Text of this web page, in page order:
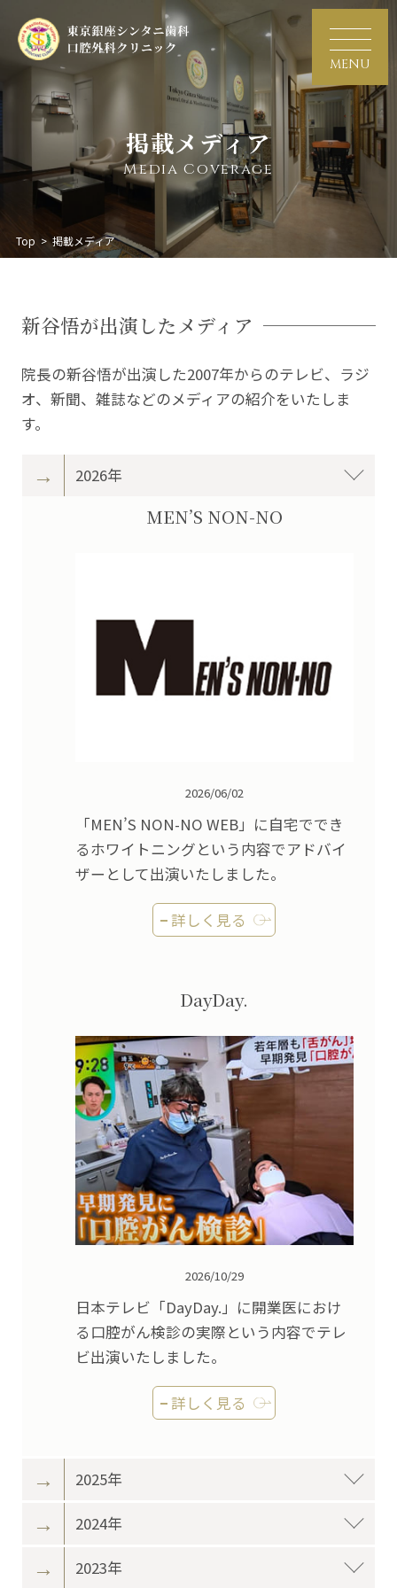
MENU
Top > 掲載メディア
掲載メディア
Media Coverage
新谷悟が出演したメディア
院長の新谷悟が出演した2007年からのテレビ、ラジ
オ、新聞、雑誌などのメディアの紹介をいたしま
す。
2026年
MEN’S NON-NO
2026/06/02
「MEN’S NON-NO WEB」に自宅ででき
るホワイトニングという内容でアドバイ
ザーとして出演いたしました。
詳しく見る
DayDay.
2026/10/29
日本テレビ「DayDay.」に開業医におけ
る口腔がん検診の実際という内容でテレ
ビ出演いたしました。
詳しく見る
2025年
2024年
2023年